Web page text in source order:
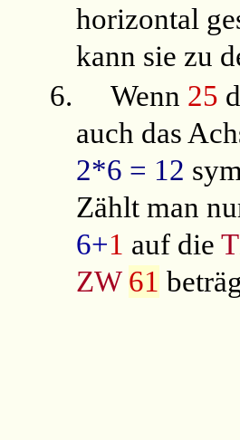
horizontal
kann sie zu
6.
Wenn 25
auch das
2*6 = 12
Zählt man
6+1 auf die
ZW 61